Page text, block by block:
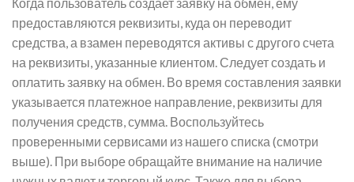
предоставляются реквизиты, куда он переводит
средства, а взамен переводятся активы с другого счета
на реквизиты, указанные клиентом. Следует создать и
оплатить заявку на обмен. Во время составления заявки
указывается платежное направление, реквизиты для
получения средств, сумма. Воспользуйтесь
проверенными сервисами из нашего списка (смотри
выше). При выборе обращайте внимание на наличие